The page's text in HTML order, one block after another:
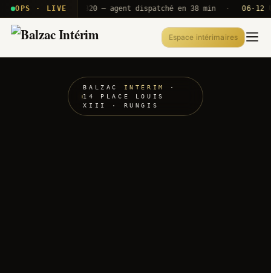
OPS · LIVE
T2E · B71 Push A320 — agent dispatché en 38 min · 06·12 UTC
Espace intérimaires
BALZAC INTÉRIM
·
14 PLACE LOUIS
XIII · RUNGIS